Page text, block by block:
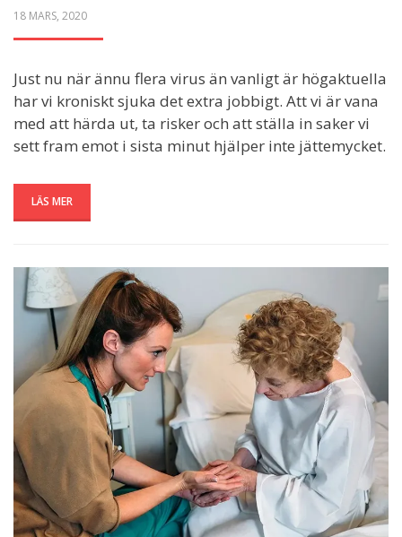
POSTED
18 MARS, 2020
Just nu när ännu flera virus än vanligt är högaktuella
har vi kroniskt sjuka det extra jobbigt. Att vi är vana
med att härda ut, ta risker och att ställa in saker vi
sett fram emot i sista minut hjälper inte jättemycket.
LÄS MER